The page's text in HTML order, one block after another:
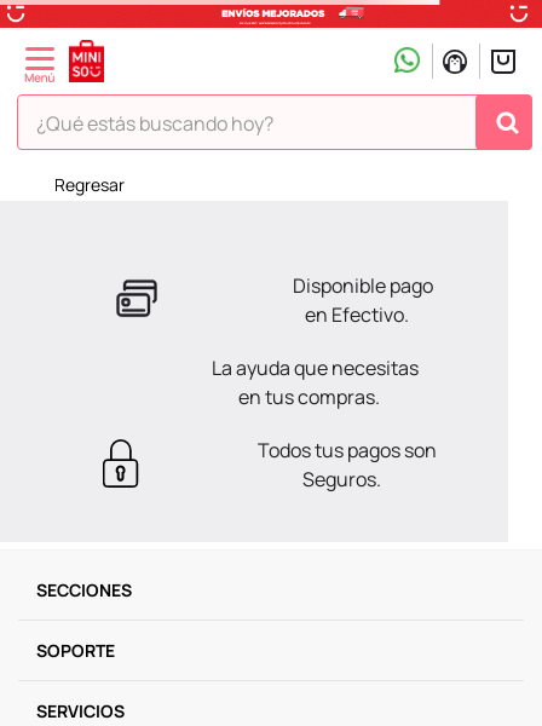
¿Qué estás buscando hoy?
¡Vaya! No hemos encontrado nada para tu búsqueda!
Pero estás en Miniso ¡Déjate inspirar!